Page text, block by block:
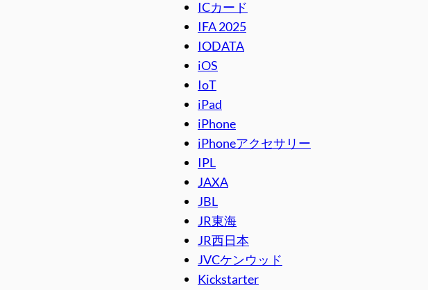
ICカード
IFA 2025
IODATA
iOS
IoT
iPad
iPhone
iPhoneアクセサリー
IPL
JAXA
JBL
JR東海
JR西日本
JVCケンウッド
Kickstarter